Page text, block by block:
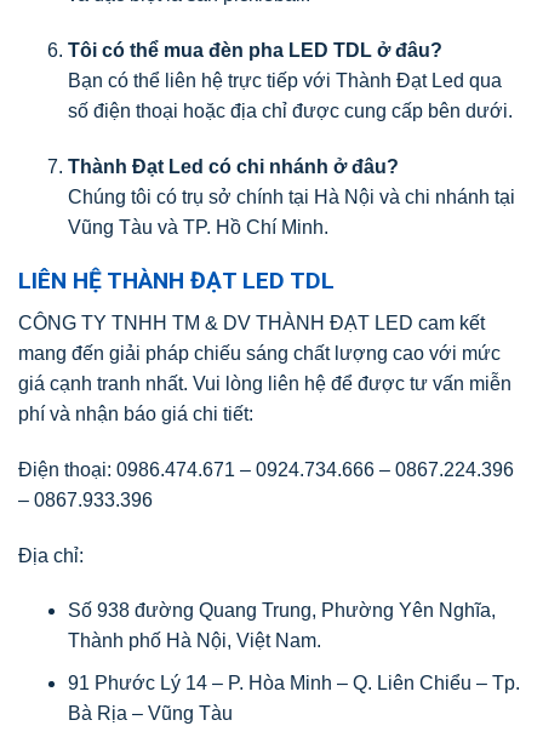
Tôi có thể mua đèn pha LED TDL ở đâu?
Bạn có thể liên hệ trực tiếp với Thành Đạt Led qua
số điện thoại hoặc địa chỉ được cung cấp bên dưới.
Thành Đạt Led có chi nhánh ở đâu?
Chúng tôi có trụ sở chính tại Hà Nội và chi nhánh tại
Vũng Tàu và TP. Hồ Chí Minh.
LIÊN HỆ THÀNH ĐẠT LED TDL
CÔNG TY TNHH TM & DV THÀNH ĐẠT LED cam kết
mang đến giải pháp chiếu sáng chất lượng cao với mức
giá cạnh tranh nhất. Vui lòng liên hệ để được tư vấn miễn
phí và nhận báo giá chi tiết:
Điện thoại: 0986.474.671 – 0924.734.666 – 0867.224.396
– 0867.933.396
Địa chỉ:
Số 938 đường Quang Trung, Phường Yên Nghĩa,
Thành phố Hà Nội, Việt Nam.
91 Phước Lý 14 – P. Hòa Minh – Q. Liên Chiểu – Tp.
Bà Rịa – Vũng Tàu